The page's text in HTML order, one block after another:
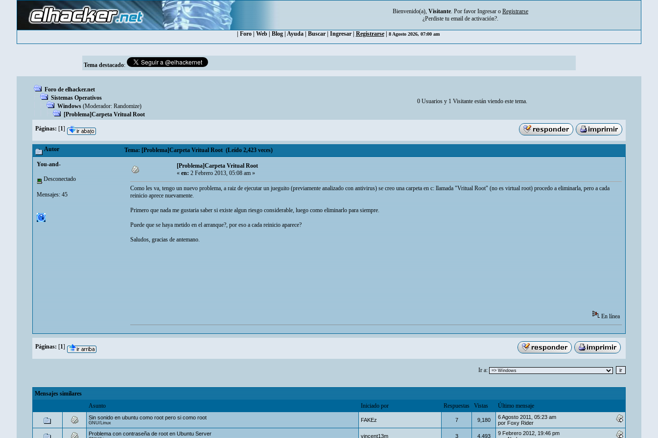
Bienvenido(a), Visitante. Por favor Ingresar o Registrarse
¿Perdiste tu email de activación?.
Foro| Web| Blog| Ayuda| Buscar| Ingresar| Registrarse| 8 Agosto 2026, 07:00 am
Tema destacado:
Foro de elhacker.net
Sistemas Operativos
Windows (Moderador: Randomize)
[Problema]Carpeta Vritual Root
0 Usuarios y 1 Visitante están viendo este tema.
Páginas: [1]
Autor Tema: [Problema]Carpeta Vritual Root (Leído 2,423 veces)
You-and-
Desconectado
Mensajes: 45
[Problema]Carpeta Vritual Root
«en:2 Febrero 2013, 05:08 am »
Como les va, tengo un nuevo problema, a raiz de ejecutar un jueguito (previamente analizado con antivirus) se creo una carpeta en c: llamada "Vritual Root" (no es virtual root) procedo a eliminarla, pero a cada
reinicio aprece nuevamente.
Primero que nada me gustaria saber si existe algun riesgo considerable, luego como eliminarlo para siempre.
Puede que se haya metido en el arranque?, por eso a cada reinicio aparece?
Saludos, gracias de antemano.
En línea
Páginas: [1]
Ir a:
Mensajes similares
Asunto
Iniciado por Respuestas Vistas Último mensaje
Sin sonido en ubuntu como root pero si como root
GNU/Linux FAKEz 7 9,180
6 Agosto 2011, 05:23 am
por Foxy Rider
Problema con contraseña de root en Ubuntu Server
vincent13m 3 4,493
9 Febrero 2012, 19:46 pm